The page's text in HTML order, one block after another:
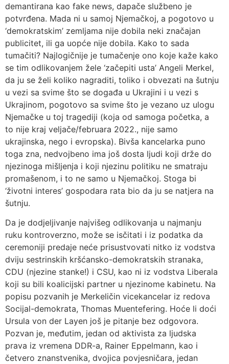
demantirana kao fake news, dapače službeno je
potvrđena. Mada ni u samoj Njemačkoj, a pogotovo u
‘demokratskim’ zemljama nije dobila neki značajan
publicitet, ili ga uopće nije dobila. Kako to sada
tumačiti? Najlogičnije je tumačenje ono koje kaže kako
se tim odlikovanjem žele ‘začepiti usta’ Angeli Merkel,
da ju se želi koliko nagraditi, toliko i obvezati na šutnju
u vezi sa svime što se događa u Ukrajini i u vezi s
Ukrajinom, pogotovo sa svime što je vezano uz ulogu
Njemačke u toj tragediji (koja od samoga početka, a
to nije kraj veljače/februara 2022., nije samo
ukrajinska, nego i evropska). Bivša kancelarka puno
toga zna, nedvojbeno ima još dosta ljudi koji drže do
njezinoga mišljenja i koji njezinu politiku ne smatraju
promašenom, i to ne samo u Njemačkoj. Stoga bi
‘životni interes’ gospodara rata bio da ju se natjera na
šutnju.
Da je dodjeljivanje najvišeg odlikovanja u najmanju
ruku kontroverzno, može se isčitati i iz podatka da
ceremoniji predaje neće prisustvovati nitko iz vodstva
dviju sestrinskih kršćansko-demokratskih stranaka,
CDU (njezine stanke!) i CSU, kao ni iz vodstva Liberala
koji su bili koalicijski partner u njezinome kabinetu. Na
popisu pozvanih je Merkeličin vicekancelar iz redova
Socijal-demokrata, Thomas Muentefering. Hoće li doći
Ursula von der Layen još je pitanje bez odgovora.
Pozvan je, međutim, jedan od aktivista za ljudska
prava iz vremena DDR-a, Rainer Eppelmann, kao i
četvero znanstvenika, dvojica povjesničara, jedan